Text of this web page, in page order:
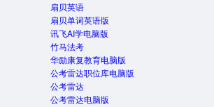
扇贝英语
扇贝单词英语版
讯飞AI学电脑版
竹马法考
华励康复教育电脑版
公考雷达职位库电脑版
公考雷达
公考雷达电脑版